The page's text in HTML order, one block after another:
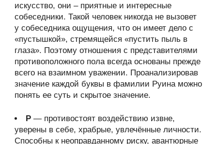
искусство, они – приятные и интересные
собеседники. Такой человек никогда не вызовет
у собеседника ощущения, что он имеет дело с
«пустышкой», стремящейся «пустить пыль в
глаза». Поэтому отношения с представителями
противоположного пола всегда основаны прежде
всего на взаимном уважении. Проанализировав
значение каждой буквы в фамилии Руина можно
понять ее суть и скрытое значение.
Р — противостоят воздействию извне,
уверены в себе, храбрые, увлечённые личности.
Способны к неоправданному риску, авантюрные